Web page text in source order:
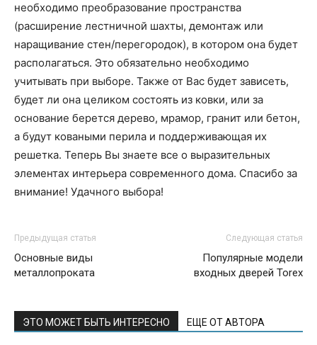
необходимо преобразование пространства
(расширение лестничной шахты, демонтаж или
наращивание стен/перегородок), в котором она будет
располагаться. Это обязательно необходимо
учитывать при выборе. Также от Вас будет зависеть,
будет ли она целиком состоять из ковки, или за
основание берется дерево, мрамор, гранит или бетон,
а будут коваными перила и поддерживающая их
решетка. Теперь Вы знаете все о выразительных
элементах интерьера современного дома. Спасибо за
внимание! Удачного выбора!
Предыдущая статья
Основные виды
металлопроката
Следующая статья
Популярные модели
входных дверей Torex
ЭТО МОЖЕТ БЫТЬ ИНТЕРЕСНО ЕЩЕ ОТ АВТОРА